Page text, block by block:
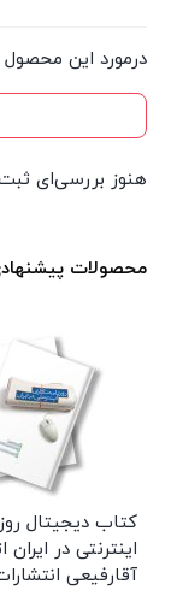
درمورد این محصول
هنوز بررسی‌ای
محصولات
کتاب دیجیتال
اینترنتی در ایران
آقارفیعی